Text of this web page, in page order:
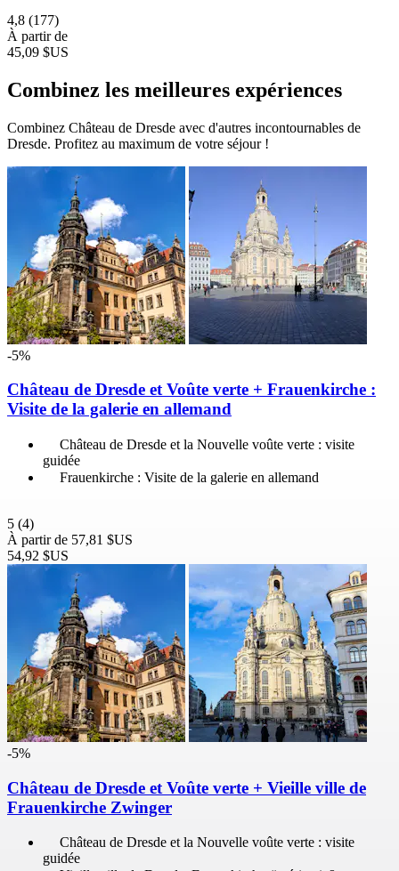
4,8 (177)
À partir de
45,09 $US
Combinez les meilleures expériences
Combinez Château de Dresde avec d'autres incontournables de
Dresde. Profitez au maximum de votre séjour !
-5%
Château de Dresde et Voûte verte + Frauenkirche :
Visite de la galerie en allemand
Château de Dresde et la Nouvelle voûte verte : visite
guidée
Frauenkirche : Visite de la galerie en allemand
5 (4)
À partir de 57,81 $US
54,92 $US
-5%
Château de Dresde et Voûte verte + Vieille ville de
Frauenkirche Zwinger
Château de Dresde et la Nouvelle voûte verte : visite
guidée